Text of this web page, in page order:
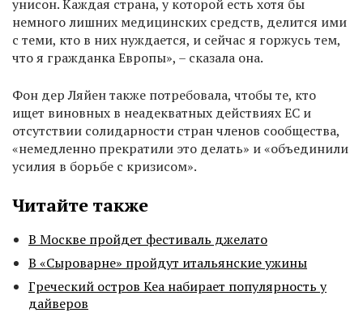
унисон. Каждая страна, у которой есть хотя бы
немного лишних медицинских средств, делится ими
с теми, кто в них нуждается, и сейчас я горжусь тем,
что я гражданка Европы», – сказала она.
Фон дер Ляйен также потребовала, чтобы те, кто
ищет виновных в неадекватных действиях ЕС и
отсутствии солидарности стран членов сообщества,
«немедленно прекратили это делать» и «объединили
усилия в борьбе с кризисом».
Читайте также
В Москве пройдет фестиваль джелато
В «Сыроварне» пройдут итальянские ужины
Греческий остров Кеа набирает популярность у
дайверов